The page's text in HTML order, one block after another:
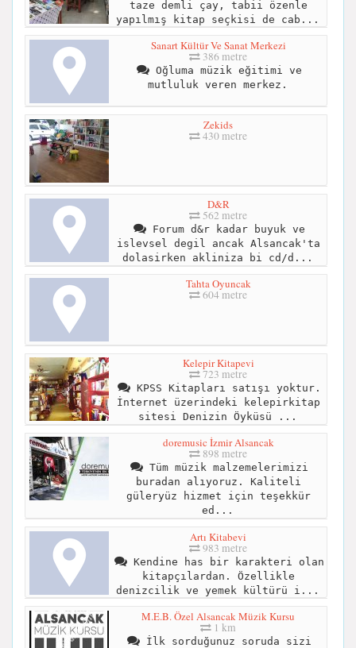
taze demli çay, tabii özenle
yapılmış kitap seçkisi de cab...
Sanart Kültür Ve Sanat Merkezi
386 metre
Oğluma müzik eğitimi ve
mutluluk veren merkez.
Zekids
430 metre
D&R
562 metre
Forum d&r kadar buyuk ve
islevsel degil ancak Alsancak'ta
dolasirken akliniza bi cd/d...
Tahta Oyuncak
604 metre
Kelepir Kitapevi
723 metre
KPSS Kitapları satışı yoktur.
İnternet üzerindeki kelepirkitap
sitesi Denizin Öyküsü ...
doremusic İzmir Alsancak
898 metre
Tüm müzik malzemelerimizi
buradan alıyoruz. Kaliteli
güleryüz hizmet için teşekkür
ed...
Artı Kitabevi
983 metre
Kendine has bir karakteri olan
kitapçılardan. Özellikle
denizcilik ve yemek kültürü i...
M.E.B. Özel Alsancak Müzik Kursu
1 km
İlk sorduğunuz soruda sizi